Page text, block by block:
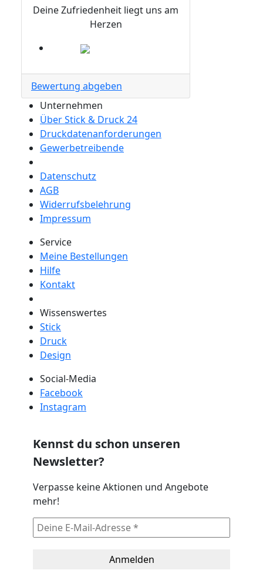
Deine Zufriedenheit liegt uns am
Herzen
Bewertung abgeben
Unternehmen
Über Stick & Druck 24
Druckdatenanforderungen
Gewerbetreibende
Datenschutz
AGB
Widerrufsbelehrung
Impressum
Service
Meine Bestellungen
Hilfe
Kontakt
Wissenswertes
Stick
Druck
Design
Social-Media
Facebook
Instagram
Kennst du schon unseren
Newsletter?
Verpasse keine Aktionen und Angebote
mehr!